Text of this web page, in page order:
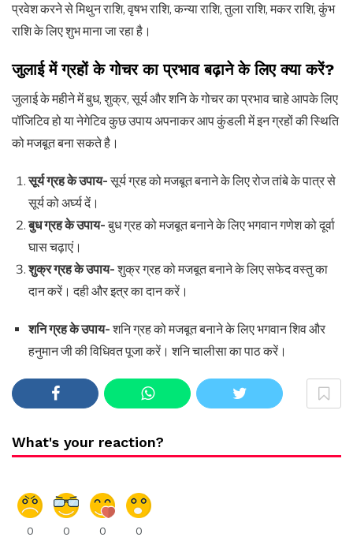
प्रवेश करने से मिथुन राशि, वृषभ राशि, कन्या राशि, तुला राशि, मकर राशि, कुंभ
राशि के लिए शुभ माना जा रहा है।
जुलाई में ग्रहों के गोचर का प्रभाव बढ़ाने के लिए क्या करें?
जुलाई के महीने में बुध, शुक्र, सूर्य और शनि के गोचर का प्रभाव चाहे आपके लिए
पॉजिटिव हो या नेगेटिव कुछ उपाय अपनाकर आप कुंडली में इन ग्रहों की स्थिति
को मजबूत बना सकते है।
सूर्य ग्रह के उपाय-सूर्य ग्रह को मजबूत बनाने के लिए रोज तांबे के पात्र से
सूर्य को अर्घ्य दें।
बुध ग्रह के उपाय-बुध ग्रह को मजबूत बनाने के लिए भगवान गणेश को दूर्वा
घास चढ़ाएं।
शुक्र ग्रह के उपाय-शुक्र ग्रह को मजबूत बनाने के लिए सफेद वस्तु का
दान करें। दही और इत्र का दान करें।
शनि ग्रह के उपाय-शनि ग्रह को मजबूत बनाने के लिए भगवान शिव और
हनुमान जी की विधिवत पूजा करें। शनि चालीसा का पाठ करें।
What's your reaction?
0 0 0 0